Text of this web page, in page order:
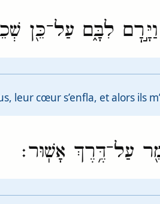
לִבָּ֑ם עַל־כֵּ֖ן
leur cœur s’enfla, et alors ils
עַל־דֶּ֥רֶךְ אָשֽׁוּר׃